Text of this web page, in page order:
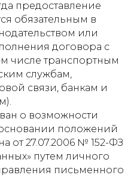
предоставление
обязательным в
или
договора с
числе транспортным
службам,
связи, банкам и
о возможности
положений
от 27.07.2006 № 152-ФЗ
путем личного
письменного